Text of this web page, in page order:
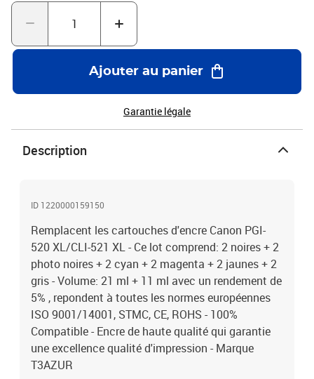
Ajouter au panier
Garantie légale
Description
ID 1220000159150
Remplacent les cartouches d'encre Canon PGI-
520 XL/CLI-521 XL - Ce lot comprend: 2 noires + 2
photo noires + 2 cyan + 2 magenta + 2 jaunes + 2
gris - Volume: 21 ml + 11 ml avec un rendement de
5% , repondent à toutes les normes européennes
ISO 9001/14001, STMC, CE, ROHS - 100%
Compatible - Encre de haute qualité qui garantie
une excellence qualité d'impression - Marque
T3AZUR